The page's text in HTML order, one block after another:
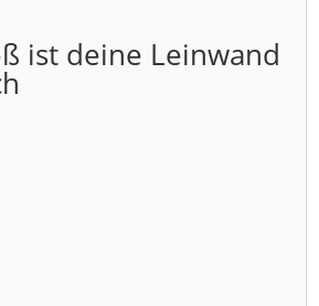
ist deine Leinwand